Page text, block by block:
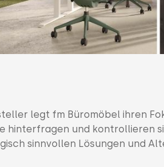
legt fm Büromöbel ihren
hinterfragen und kontrollieren
sinnvollen Lösungen und